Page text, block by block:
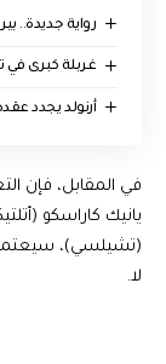
رواية جديدة..
غربلة كبرى في
أرنولد يجدد
في المقابل، فإن
يانيك كاراسكو
(تشيلسي)، سيعتمد
لا.